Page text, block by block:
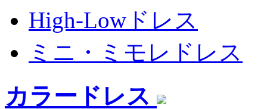
High-Lowドレス
ミニ・ミモレドレス
カラードレス